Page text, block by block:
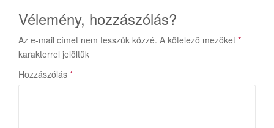
Vélemény, hozzászólás?
Az e-mail címet nem tesszük közzé. A kötelező mezőket *
karakterrel jelöltük
Hozzászólás *